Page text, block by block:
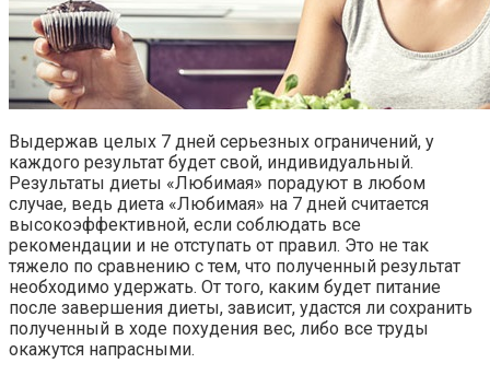
Выдержав целых 7 дней серьезных ограничений, у
каждого результат будет свой, индивидуальный.
Результаты диеты «Любимая» порадуют в любом
случае, ведь диета «Любимая» на 7 дней считается
высокоэффективной, если соблюдать все
рекомендации и не отступать от правил. Это не так
тяжело по сравнению с тем, что полученный результат
необходимо удержать. От того, каким будет питание
после завершения диеты, зависит, удастся ли сохранить
полученный в ходе похудения вес, либо все труды
окажутся напрасными.